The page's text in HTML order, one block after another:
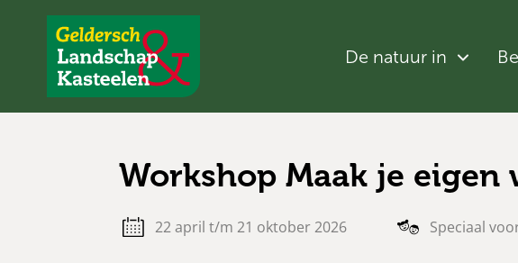
Geldersch
Landschap
en
De natuur in
Workshop Maak je eigen
22 april t/m 21 oktober 2026 Speciaal